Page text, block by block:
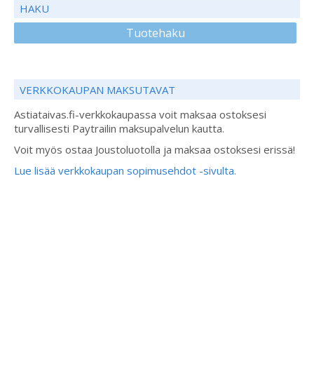
HAKU
Tuotehaku
VERKKOKAUPAN MAKSUTAVAT
Astiataivas.fi-verkkokaupassa voit maksaa ostoksesi
turvallisesti Paytrailin maksupalvelun kautta.
Voit myös ostaa Joustoluotolla ja maksaa ostoksesi erissä!
Lue lisää verkkokaupan sopimusehdot -sivulta.